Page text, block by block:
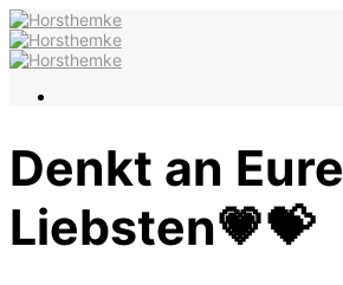
Denkt an Eure
Liebsten💗💝